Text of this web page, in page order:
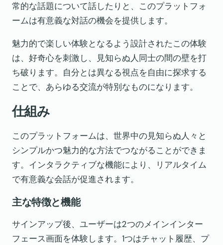
常的な話題について話したりと、このプラットフォ
ームは有意義な対話の機会を提供します。
魅力的で楽しい体験となるよう設計されたこの体験
は、好奇心を刺激し、見知らぬ人同士の間の壁を打
ち破ります。自分とは異なる視点を自由に探求する
ことで、あらゆる交流が特別なものになります。
仕組み
このプラットフォームは、世界中の見知らぬ人々と
シンプルかつ魅力的な方法でつながることができま
す。インタラクティブな機能により、リアルタイム
で有意義な会話が促進されます。
主な特徴と機能
サインアップ後、ユーザーは2つのメインインター
フェース画面を体験します。1つはチャット履歴、プ